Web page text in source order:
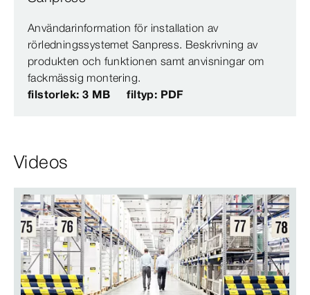
Användarinformation för installation av
rörledningssystemet Sanpress. Beskrivning av
produkten och funktionen samt anvisningar om
fackmässig montering.
filstorlek: 3 MB
filtyp: PDF
Videos